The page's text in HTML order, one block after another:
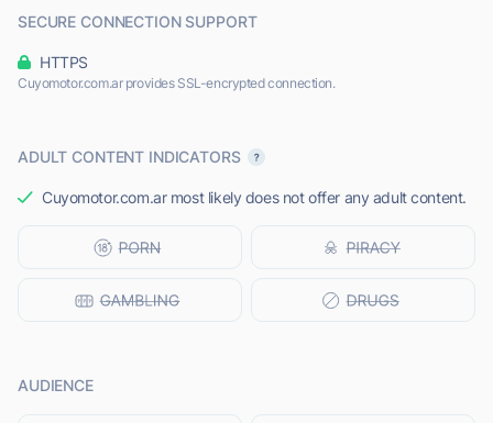
SECURE CONNECTION SUPPORT
HTTPS
Cuyomotor.com.ar provides SSL-encrypted connection.
ADULT CONTENT INDICATORS
Cuyomotor.com.ar most likely does not offer any adult content.
AUDIENCE